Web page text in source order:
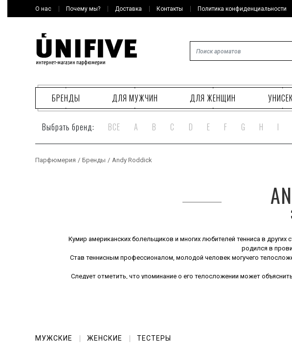
О нас Почему мы? Доставка Контакты Политика конфиденциальности
БРЕНДЫ ДЛЯ МУЖЧИН ДЛЯ ЖЕНЩИН
Выбрать бренд: ВСЕ A B C D E F G H I
Парфюмерия / Бренды / Andy Roddick
Кумир американских болельщиков и многих любителей тенниса в
родился в
Став теннисным профессионалом, молодой человек могучего
Следует отметить, что упоминание о его телосложении может
К этому стоит добавить остальные его достижения - более 500
МУЖСКИЕ ЖЕНСКИЕ ТЕСТЕРЫ